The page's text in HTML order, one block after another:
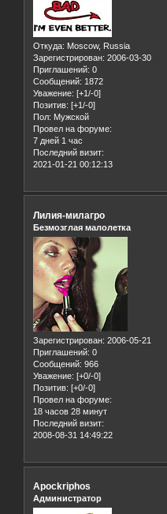
Откуда: Moscow, Russia
Зарегистрирован: 2006-03-30
Приглашений: 0
Сообщений: 1872
Уважение: [+1/-0]
Позитив: [+1/-0]
Пол: Мужской
Провел на форуме:
7 дней 1 час
Последний визит:
2021-01-21 00:12:13
Лилия-милагро
Безмозглая малолетка
Зарегистрирован: 2006-05-21
Приглашений: 0
Сообщений: 966
Уважение: [+0/-0]
Позитив: [+0/-0]
Провел на форуме:
18 часов 28 минут
Последний визит:
2008-08-31 14:49:22
Apockriphos
Администратор